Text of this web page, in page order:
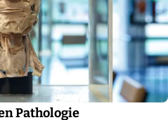
Pathologie